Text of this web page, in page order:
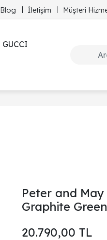
Blog İletişim Müşteri
GUCCI
Peter and
Graphite
20.790,00 TL